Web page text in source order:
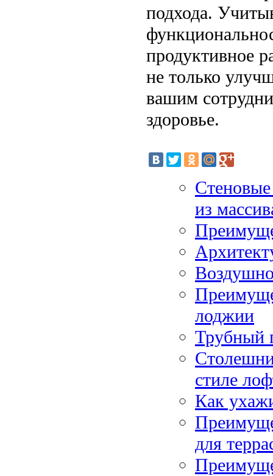
подхода.
продуктивное
не только
вашим
здоровье.
из
лоджии
Трубный
стиле
Как
для